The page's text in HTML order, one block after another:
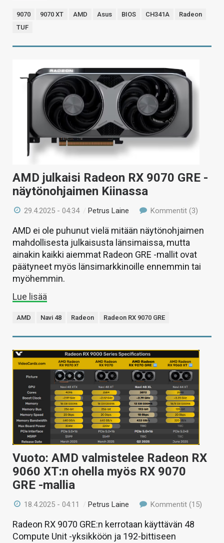
9070 9070 XT AMD Asus BIOS CH341A
Radeon
TUF
AMD julkaisi Radeon RX 9070 GRE -
näytönohjaimen Kiinassa
29.4.2025 - 04:34 /Petrus Laine Kommentit (3)
AMD ei ole puhunut vielä mitään näytönohjaimen
mahdollisesta julkaisusta länsimaissa, mutta
ainakin kaikki aiemmat Radeon GRE -mallit ovat
päätyneet myös länsimarkkinoille ennemmin tai
myöhemmin.
Lue lisää
AMD Navi 48 Radeon Radeon RX 9070 GRE
Vuoto: AMD valmistelee Radeon RX
9060 XT:n ohella myös RX 9070
GRE -mallia
18.4.2025 - 04:11 / Petrus Laine Kommentit (15)
Radeon RX 9070 GRE:n kerrotaan käyttävän 48
Compute Unit -yksikköön ja 192-bittiseen